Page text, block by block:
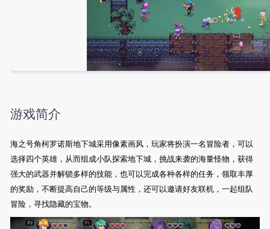
游戏简介
海之号角柯罗诺斯地下城采用像素画风，玩家将扮演一名冒险者，可以
选择四个英雄，从而组成小队探索地下城，挑战来袭的海量怪物，获得
强大的武器并解锁多样的技能，也可以完成各种各样的任务，领取丰厚
的奖励，不断提高自己的等级与属性，还可以邀请好友联机，一起组队
冒险，寻找隐藏的宝物。